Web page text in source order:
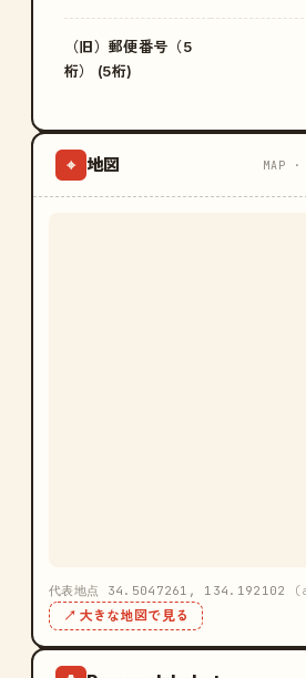
（旧）郵便番号（5
桁） (5桁)
⌖ 地図 MAP
代表地点 34.5047261, 134.192102
↗ 大きな地図で見る